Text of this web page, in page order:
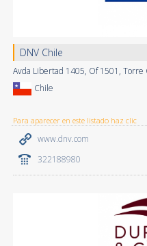
DNV Chile
Avda Libertad 1405, Of 1501, Torre
Chile
Para aparecer en este listado haz clic
www.dnv.com
322188980